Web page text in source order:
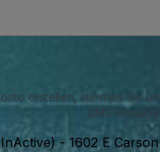
erstellen, stimmen Sie
SMS-
- 1602 E